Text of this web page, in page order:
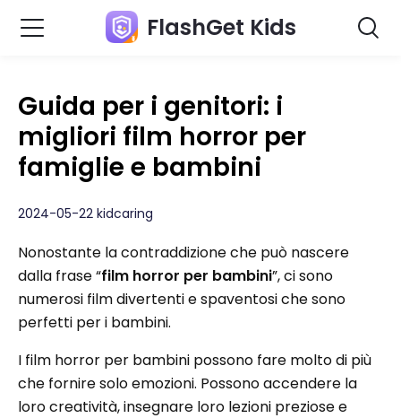
FlashGet Kids
Guida per i genitori: i
migliori film horror per
famiglie e bambini
2024-05-22 kidcaring
Nonostante la contraddizione che può nascere
dalla frase “film horror per bambini”, ci sono
numerosi film divertenti e spaventosi che sono
perfetti per i bambini.
I film horror per bambini possono fare molto di più
che fornire solo emozioni. Possono accendere la
loro creatività, insegnare loro lezioni preziose e